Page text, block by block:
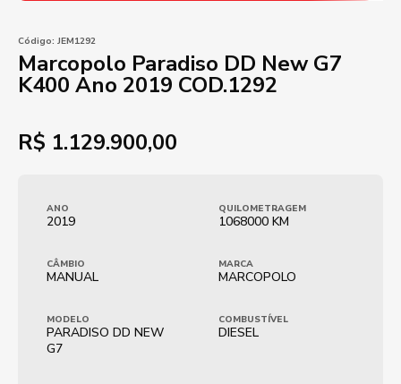
Código: JEM1292
Marcopolo Paradiso DD New G7
K400 Ano 2019 COD.1292
R$ 1.129.900,00
ANO
2019
QUILOMETRAGEM
1068000 KM
CÂMBIO
MANUAL
MARCA
MARCOPOLO
MODELO
PARADISO DD NEW
G7
COMBUSTÍVEL
DIESEL